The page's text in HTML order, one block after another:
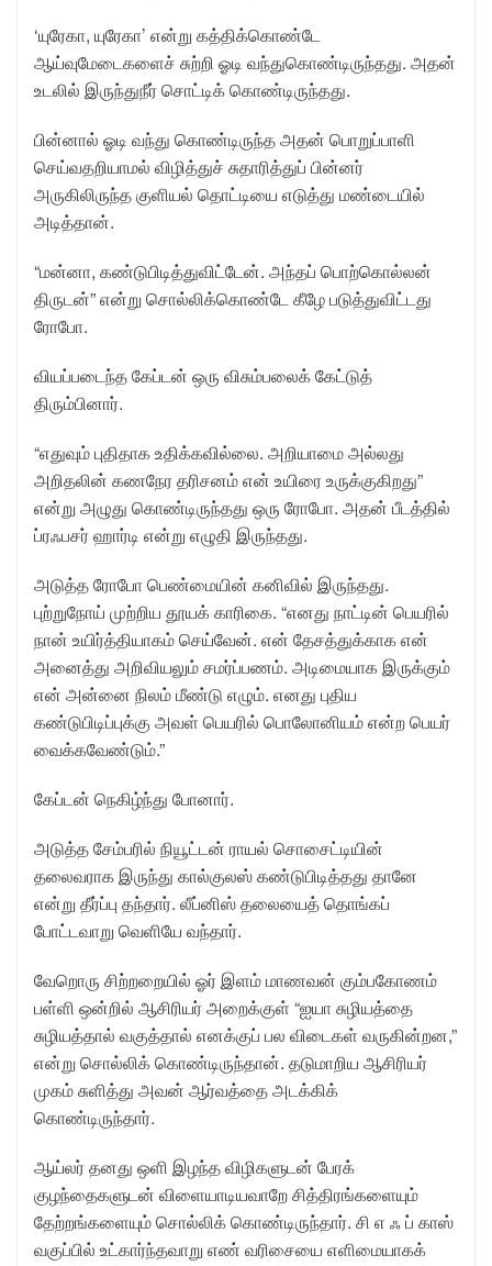
‘யுரேகா, யுரேகா’ என்று கத்திக்கொண்டே
ஆய்வுமேடைகளைச் சுற்றி ஓடி வந்துகொண்டிருந்தது. அதன்
உடலில் இருந்துநீர் சொட்டிக் கொண்டிருந்தது.
பின்னால் ஓடி வந்து கொண்டிருந்த அதன் பொறுப்பாளி
செய்வதறியாமல் விழித்துச் சுதாரித்துப் பின்னர்
அருகிலிருந்த குளியல் தொட்டியை எடுத்து மண்டையில்
அடித்தான்.
“மன்னா, கண்டுபிடித்துவிட்டேன். அந்தப் பொற்கொல்லன்
திருடன்” என்று சொல்லிக்கொண்டே கீழே படுத்துவிட்டது
ரோபோ.
வியப்படைந்த கேப்டன் ஒரு விசும்பலைக் கேட்டுத்
திரும்பினார்.
“எதுவும் புதிதாக உதிக்கவில்லை. அறியாமை அல்லது
அறிதலின் கணநேர தரிசனம் என் உயிரை உருக்குகிறது”
என்று அழுது கொண்டிருந்தது ஒரு ரோபோ. அதன் பீடத்தில்
ப்ரஃபசர் ஹார்டி என்று எழுதி இருந்தது.
அடுத்த ரோபோ பெண்மையின் கனிவில் இருந்தது.
புற்றுநோய் முற்றிய தூயக் காரிகை. “எனது நாட்டின் பெயரில்
நான் உயிர்த்தியாகம் செய்வேன். என் தேசத்துக்காக என்
அனைத்து அறிவியலும் சமர்ப்பணம். அடிமையாக இருக்கும்
என் அன்னை நிலம் மீண்டு எழும். எனது புதிய
கண்டுபிடிப்புக்கு அவள் பெயரில் பொலோனியம் என்ற பெயர்
வைக்கவேண்டும்.”
கேப்டன் நெகிழ்ந்து போனார்.
அடுத்த சேம்பரில் நியூட்டன் ராயல் சொசைட்டியின்
தலைவராக இருந்து கால்குலஸ் கண்டுபிடித்தது தானே
என்று தீர்ப்பு தந்தார். லீப்னிஸ் தலையைத் தொங்கப்
போட்டவாறு வெளியே வந்தார்.
வேறொரு சிற்றறையில் ஓர் இளம் மாணவன் கும்பகோணம்
பள்ளி ஒன்றில் ஆசிரியர் அறைக்குள் “ஐயா சுழியத்தை
சுழியத்தால் வகுத்தால் எனக்குப் பல விடைகள் வருகின்றன,”
என்று சொல்லிக் கொண்டிருந்தான். தடுமாறிய ஆசிரியர்
முகம் சுளித்து அவன் ஆர்வத்தை அடக்கிக்
கொண்டிருந்தார்.
ஆய்லர் தனது ஒளி இழந்த விழிகளுடன் பேரக்
குழந்தைகளுடன் விளையாடியவாறே சித்திரங்களையும்
தேற்றங்களையும் சொல்லிக் கொண்டிருந்தார். சி எ ஃ ப் காஸ்
வகுப்பில் உட்கார்ந்தவாறு எண் வரிசையை எளிமையாகக்